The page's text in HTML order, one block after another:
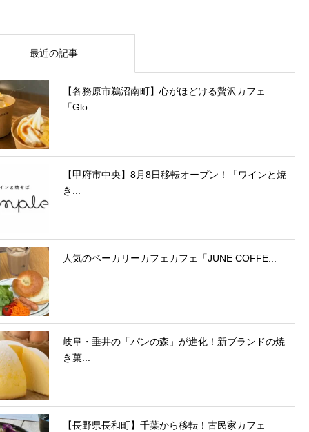
最近の記事
【各務原市鵜沼南町】心がほどける贅沢カフェ
「Glo...
【甲府市中央】8月8日移転オープン！「ワインと焼
き...
人気のベーカリーカフェカフェ「JUNE COFFE...
岐阜・垂井の「パンの森」が進化！新ブランドの焼
き菓...
【長野県長和町】千葉から移転！古民家カフェ